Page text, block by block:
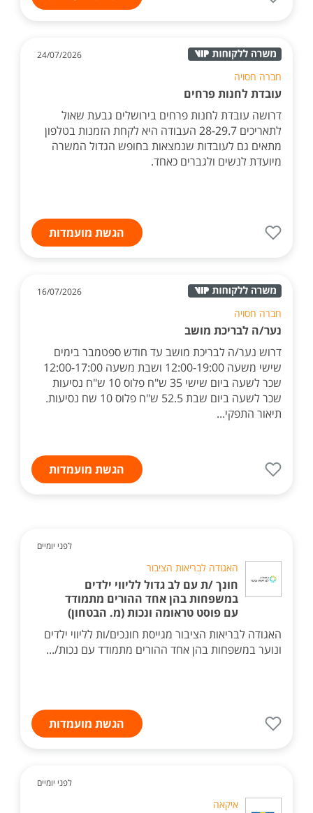
24/07/2026
חברה חסויה
עובדת לחנות פרחים
דרושה עובדת לחנות פרחים בירושלים גבעת שאול
לתאריכים 28-29.7 העבודה היא לקחת הזמנות בטלפון
מתאים גם לעובדות שנמצאות בחופש הגדול המשרה
מיועדת לנשים ולגברים כאחד.
הגשת מועמדות
16/07/2026
חברה חסויה
נער/ה לבריכת מושב
דרוש נער/ה לבריכת מושב עד חודש ספטמבר בימים
שישי משעה 12:00-19:00 ושבת משעה 12:00-17:00
שכר לשעה ביום שישי 35 ש"ח פלוס 10 ש"ח נסיעות
שכר לשעה ביום שבת 52.5 ש"ח פלוס 10 שח נסיעות.
תיאור התפקי...
הגשת מועמדות
לפני יומיים
האגודה לבריאות הציבור
חונך /ת עם לב גדול לליווי ילדים
במשפחות בהן אחד ההורים מתמודד
עם פוסט טראומה ונכות (מ. הבטחון)
האגודה לבריאות הציבור מגייסת חונכים/ות לליווי ילדים
ונוער במשפחות בהן אחד ההורים מתמודד עם נכות/...
הגשת מועמדות
לפני יומיים
איקאה